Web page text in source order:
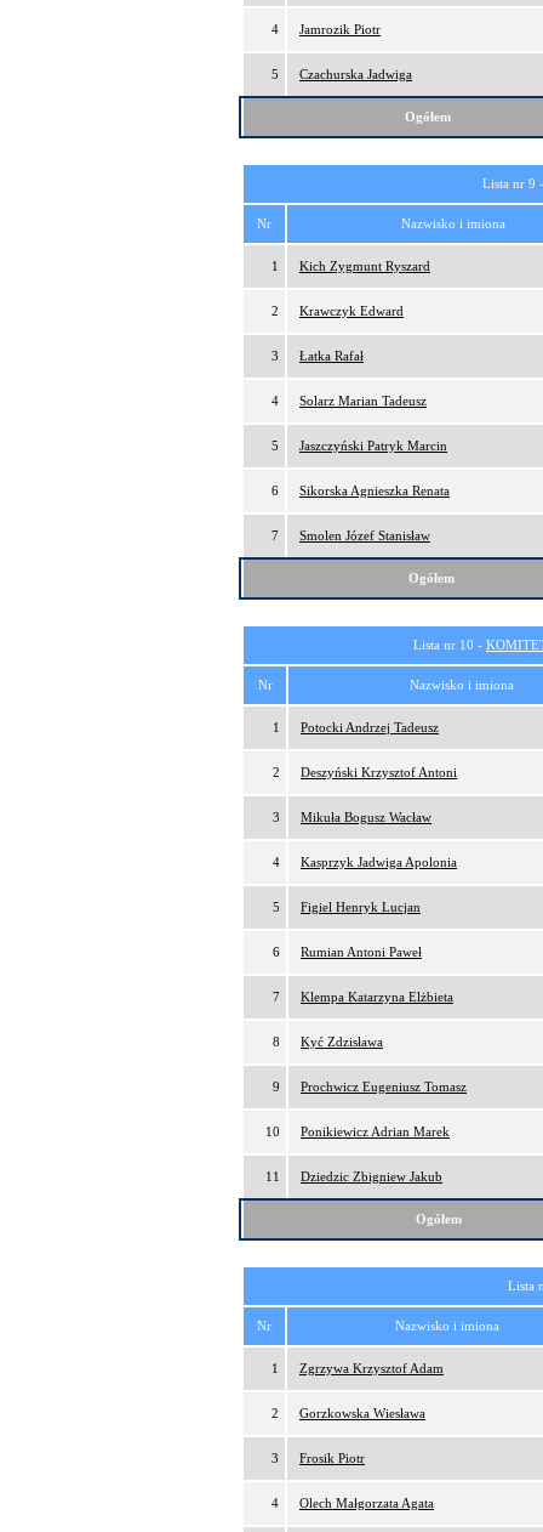
4 Jamrozik Piotr
5 Czachurska Jadwiga
Ogółem
Lista nr 9
Nr Nazwisko i imiona
1 Kich Zygmunt Ryszard
2 Krawczyk Edward
3 Łatka Rafał
4 Solarz Marian Tadeusz
5 Jaszczyński Patryk Marcin
6 Sikorska Agnieszka Renata
7 Smolen Józef Stanisław
Ogółem
Lista nr 10 -
Nr Nazwisko i imiona
1 Potocki Andrzej Tadeusz
2 Deszyński Krzysztof Antoni
3 Mikuła Bogusz Wacław
4 Kasprzyk Jadwiga Apolonia
5 Figiel Henryk Lucjan
6 Rumian Antoni Paweł
7 Klempa Katarzyna Elżbieta
8 Kyć Zdzisława
9 Prochwicz Eugeniusz Tomasz
10 Ponikiewicz Adrian Marek
11 Dziedzic Zbigniew Jakub
Ogółem
Lista
Nr Nazwisko i imiona
1 Zgrzywa Krzysztof Adam
2 Gorzkowska Wiesława
3 Frosik Piotr
4 Olech Małgorzata Agata